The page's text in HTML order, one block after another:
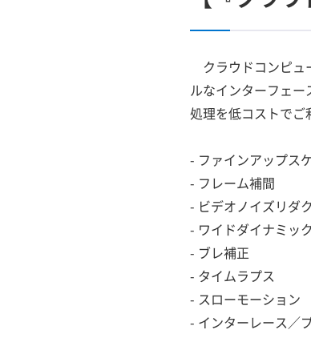
クラウドコンピュ
ルなインターフェ
処理を低コストでご
- ファインアップス
- フレーム補間
- ビデオノイズリダ
- ワイドダイナミッ
- ブレ補正
- タイムラプス
- スローモーション
- インターレース／